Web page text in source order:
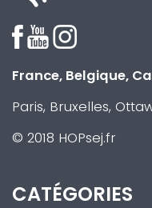
France, Belgique,
Paris, Bruxelles,
© 2018 HOPsej.fr
CATÉGORIES